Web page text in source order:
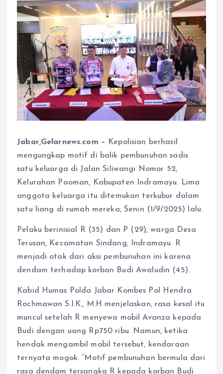
Jabar,Gelarnews.com –
Kepolisian berhasil
mengungkap motif di balik pembunuhan sadis
satu keluarga di Jalan Siliwangi Nomor 52,
Kelurahan Paoman, Kabupaten Indramayu. Lima
anggota keluarga itu ditemukan terkubur dalam
satu liang di rumah mereka, Senin (1/9/2025) lalu.
Pelaku berinisial R (35) dan P (29), warga Desa
Terusan, Kecamatan Sindang, Indramayu. R
menjadi otak dari aksi pembunuhan ini karena
dendam terhadap korban Budi Awaludin (45).
Kabid Humas Polda Jabar Kombes Pol Hendra
Rochmawan S.I.K., M.H menjelaskan, rasa kesal itu
muncul setelah R menyewa mobil Avanza kepada
Budi dengan uang Rp750 ribu. Namun, ketika
hendak mengambil mobil tersebut, kendaraan
ternyata mogok. “Motif pembunuhan bermula dari
rasa dendam tersangka R kepada korban Budi